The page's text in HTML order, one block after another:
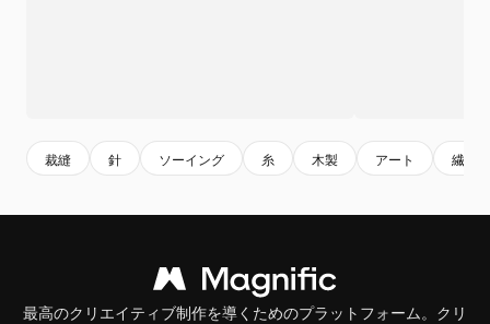
裁縫 針 ソーイング 糸 木製 アート 繊維
最高のクリエイティブ制作を導くためのプラットフォーム。クリ